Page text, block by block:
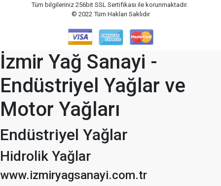
Tüm bilgileriniz 256bit SSL Sertifikası ile korunmaktadır.
© 2022 Tüm Hakları Saklıdır
İzmir Yağ Sanayi -
Endüstriyel Yağlar ve
Motor Yağları
Endüstriyel Yağlar
Hidrolik Yağlar
www.izmiryagsanayi.com.tr